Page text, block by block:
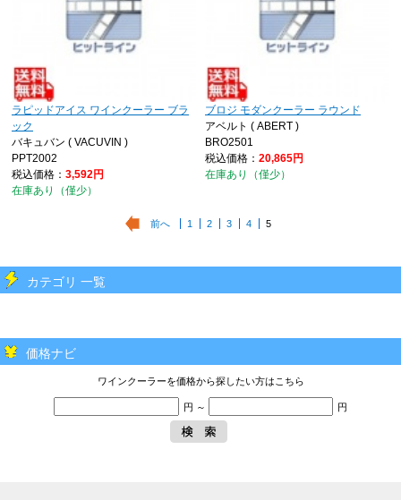
ラピッドアイス ワインクーラー ブラ
ック
バキュバン ( VACUVIN )
PPT2002
税込価格： 3,592円
在庫あり（僅少）
ブロジ モダンクーラー ラウンド
アベルト ( ABERT )
BRO2501
税込価格： 20,865円
在庫あり（僅少）
前へ 1 2 3 4 5
カテゴリ 一覧
価格ナビ
ワインクーラーを価格から探したい方はこちら
円 ～ 円